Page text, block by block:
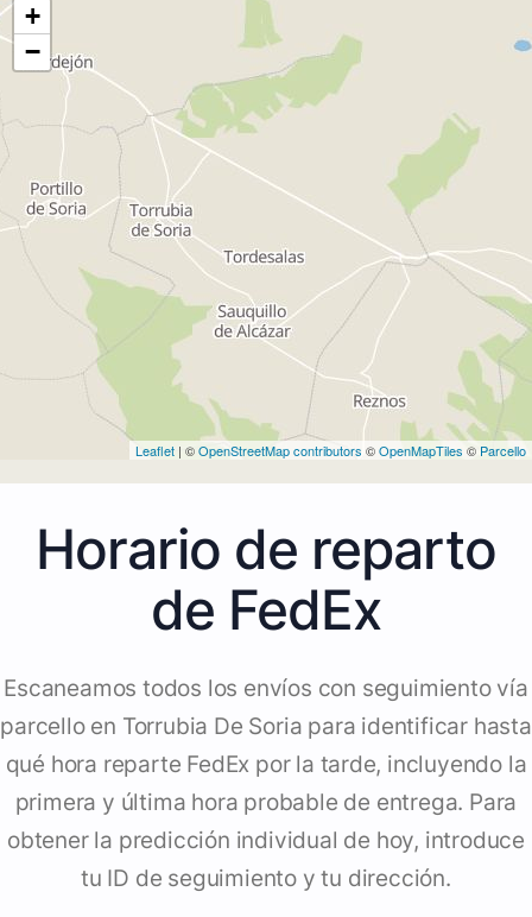
+
−
Leaflet | ©OpenStreetMap contributors ©OpenMapTiles © Parcello
Horario de reparto
de FedEx
Escaneamos todos los envíos con seguimiento vía
parcello en Torrubia De Soria para identificar hasta
qué hora reparte FedEx por la tarde, incluyendo la
primera y última hora probable de entrega. Para
obtener la predicción individual de hoy, introduce
tu ID de seguimiento y tu dirección.